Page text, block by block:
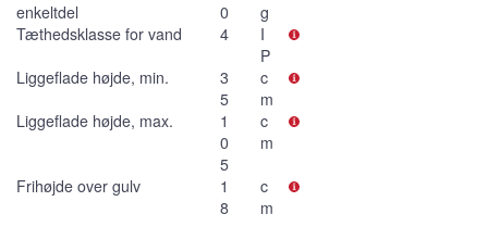
enkeltdel
0
g
Tæthedsklasse for vand
4
I
P
Liggeflade højde, min.
3
5
c
m
Liggeflade højde, max.
1
0
5
c
m
Frihøjde over gulv
1
8
c
m